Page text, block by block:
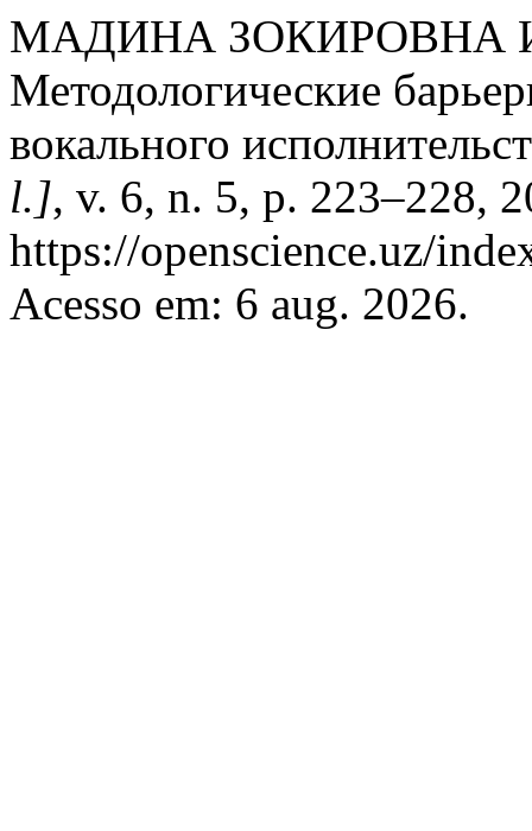
МАДИНА ЗОКИРОВНА
Методологические
вокального
l.], v. 6, n. 5, p. 223–228,
https://openscience.uz/
Acesso em: 6 aug. 2026.